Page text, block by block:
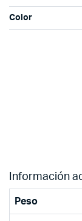
Color
Información
Peso